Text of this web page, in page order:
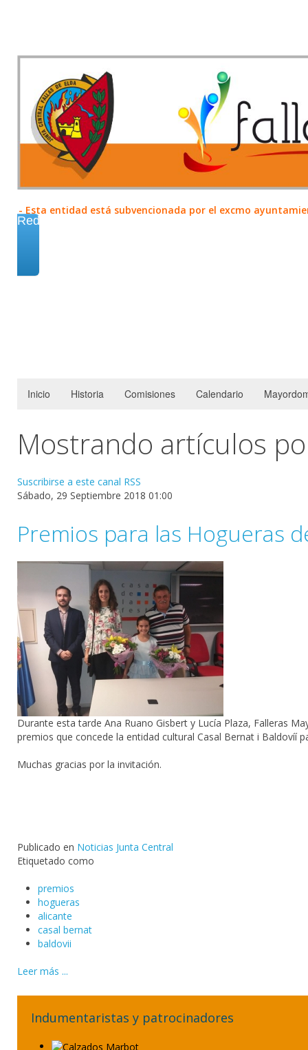
- Esta entidad está subvencionada por el excmo
Redes
Inicio Historia Comisiones Calendario
Mostrando artículos
Suscribirse a este canal RSS
Sábado, 29 Septiembre 2018 01:00
Premios para las Hogueras
Durante esta tarde Ana Ruano Gisbert y Lucía Plaza, Falleras
premios que concede la entidad cultural Casal Bernat i Baldovíí
Muchas gracias por la invitación.
Publicado en Noticias Junta Central
Etiquetado como
premios
hogueras
alicante
casal bernat
baldovii
Leer más ...
Indumentaristas y patrocinadores